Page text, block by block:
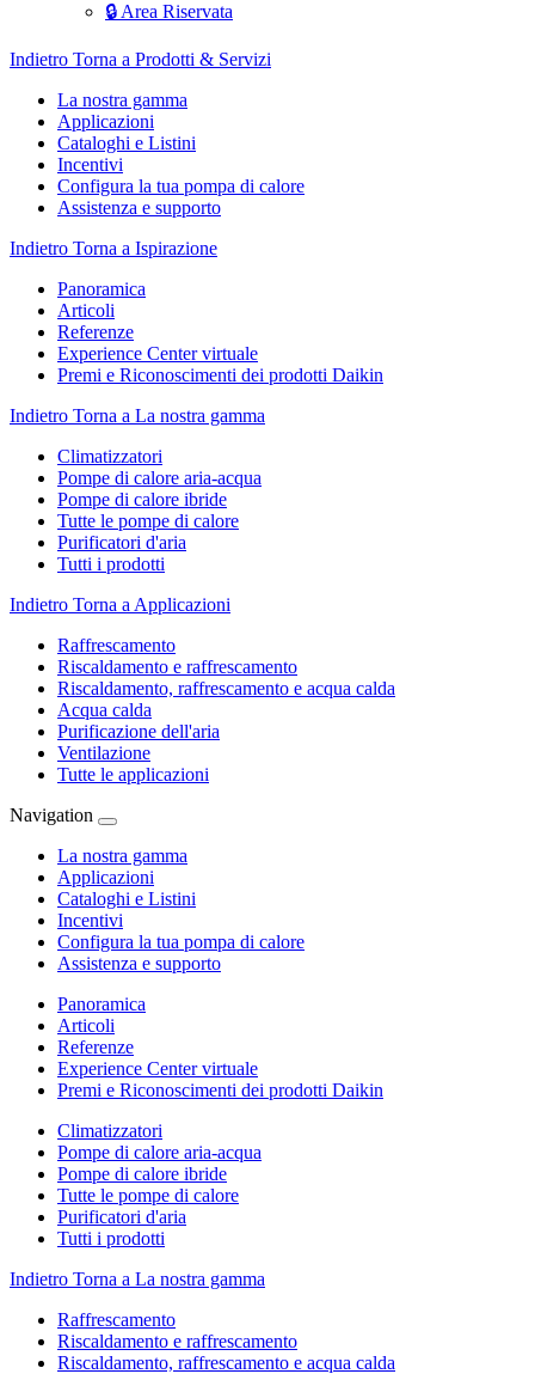
🔒 Area Riservata
Indietro Torna a Prodotti & Servizi
La nostra gamma
Applicazioni
Cataloghi e Listini
Incentivi
Configura la tua pompa di calore
Assistenza e supporto
Indietro Torna a Ispirazione
Panoramica
Articoli
Referenze
Experience Center virtuale
Premi e Riconoscimenti dei prodotti Daikin
Indietro Torna a La nostra gamma
Climatizzatori
Pompe di calore aria-acqua
Pompe di calore ibride
Tutte le pompe di calore
Purificatori d'aria
Tutti i prodotti
Indietro Torna a Applicazioni
Raffrescamento
Riscaldamento e raffrescamento
Riscaldamento, raffrescamento e acqua calda
Acqua calda
Purificazione dell'aria
Ventilazione
Tutte le applicazioni
Navigation
La nostra gamma
Applicazioni
Cataloghi e Listini
Incentivi
Configura la tua pompa di calore
Assistenza e supporto
Panoramica
Articoli
Referenze
Experience Center virtuale
Premi e Riconoscimenti dei prodotti Daikin
Climatizzatori
Pompe di calore aria-acqua
Pompe di calore ibride
Tutte le pompe di calore
Purificatori d'aria
Tutti i prodotti
Indietro Torna a La nostra gamma
Raffrescamento
Riscaldamento e raffrescamento
Riscaldamento, raffrescamento e acqua calda